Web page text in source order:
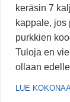
keräsin 7
kappale, jos
purkkien
Tuloja en
ollaan
LUE